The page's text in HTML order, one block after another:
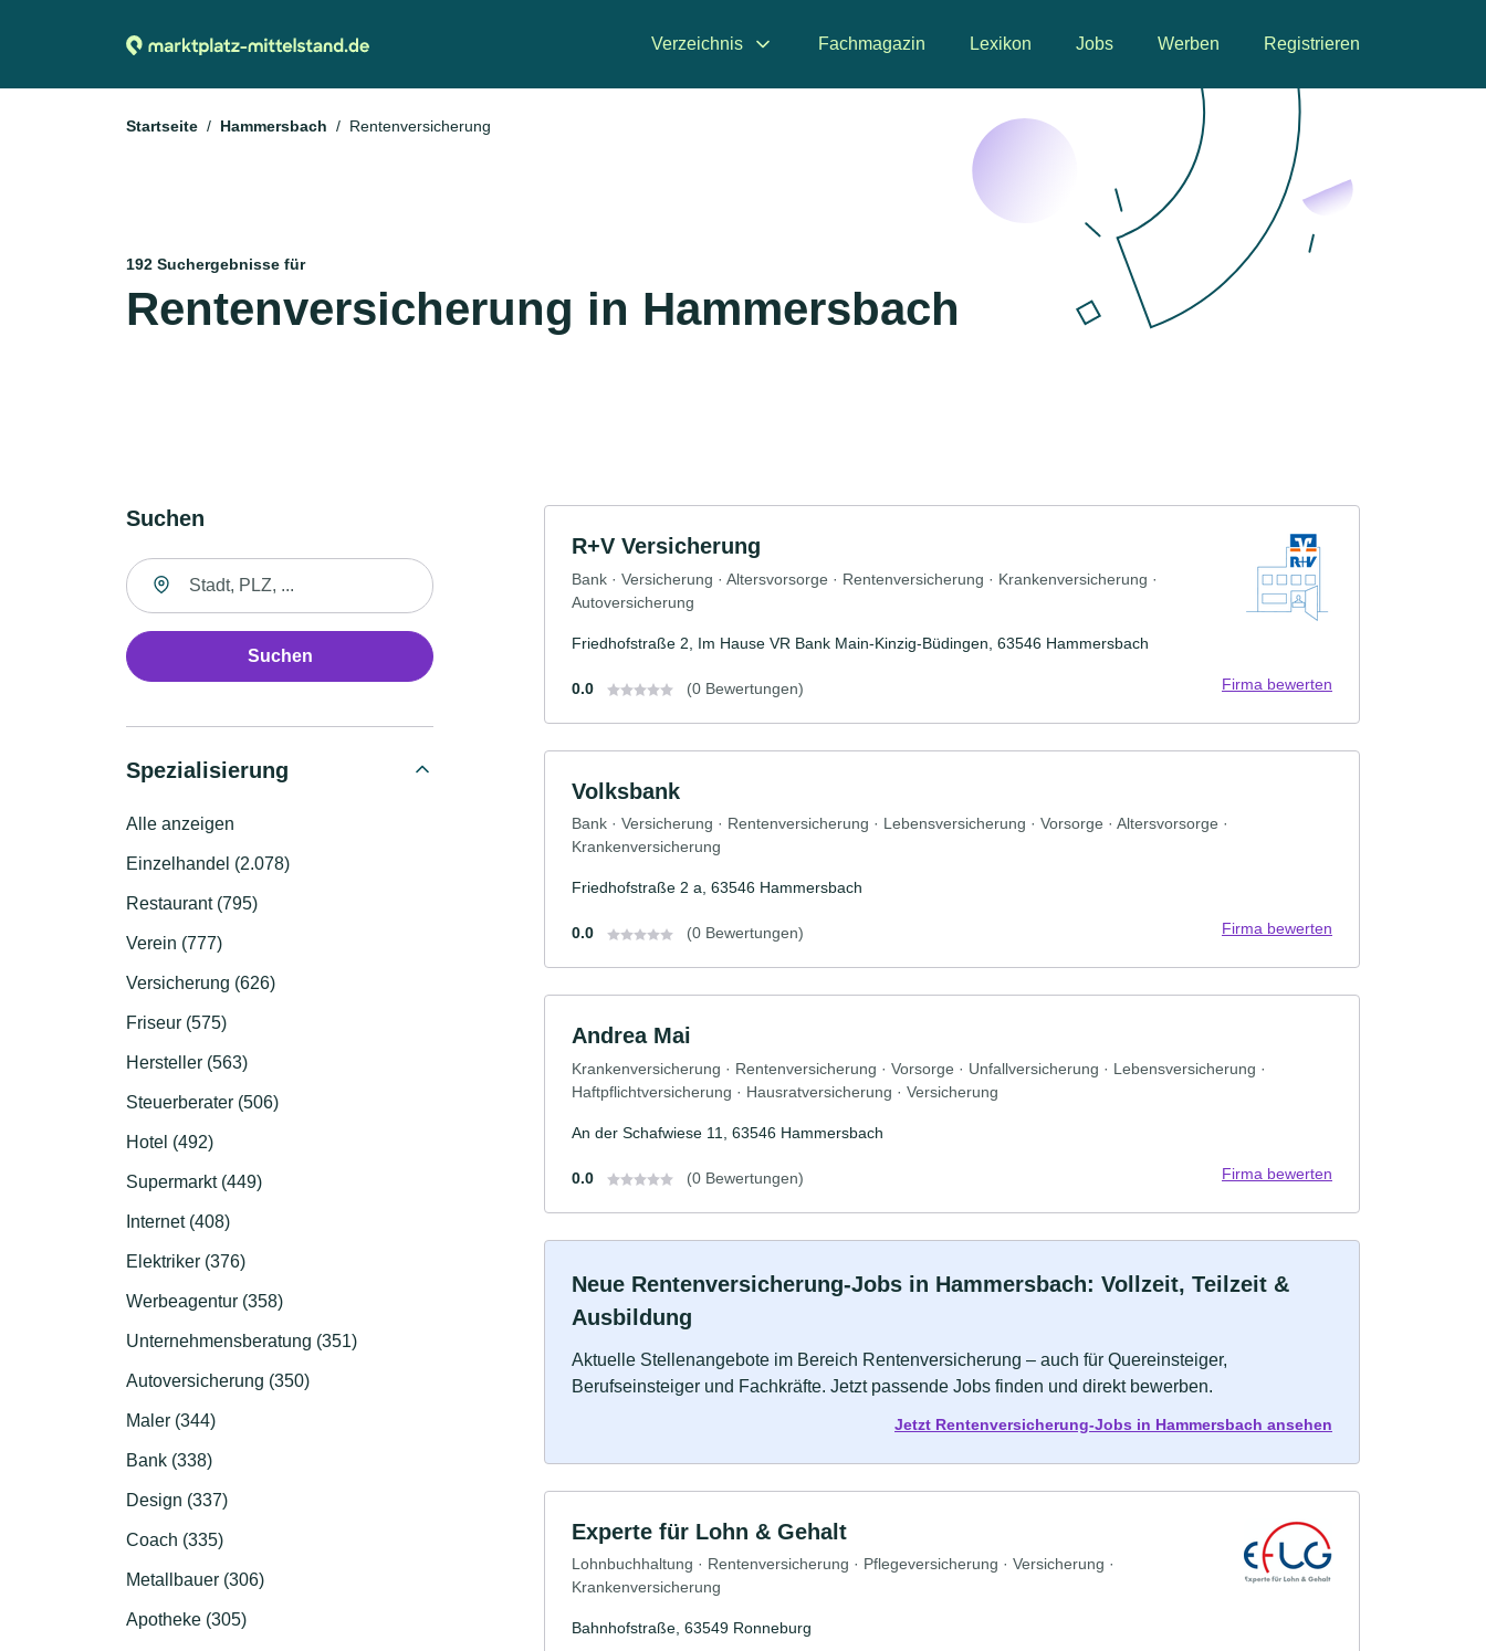
Verzeichnis Fachmagazin Lexikon Jobs Werben Registrieren
Startseite Hammersbach Rentenversicherung
192 Suchergebnisse für
Rentenversicherung in Hammersbach
Suchen
Suche nach Ort
Suchen
Spezialisierung
Alle anzeigen
Einzelhandel (2.078)
Restaurant (795)
Verein (777)
Versicherung (626)
Friseur (575)
Hersteller (563)
Steuerberater (506)
Hotel (492)
Supermarkt (449)
Internet (408)
Elektriker (376)
Werbeagentur (358)
Unternehmensberatung (351)
Autoversicherung (350)
Maler (344)
Bank (338)
Design (337)
Coach (335)
Metallbauer (306)
Apotheke (305)
R+V Versicherung
Bank · Versicherung · Altersvorsorge · Rentenversicherung · Krankenversicherung ·
Autoversicherung
Friedhofstraße 2, Im Hause VR Bank Main-Kinzig-Büdingen, 63546 Hammersbach
0.0 (0 Bewertungen) Firma bewerten
Volksbank
Bank · Versicherung · Rentenversicherung · Lebensversicherung · Vorsorge · Altersvorsorge ·
Krankenversicherung
Friedhofstraße 2 a, 63546 Hammersbach
0.0 (0 Bewertungen) Firma bewerten
Andrea Mai
Krankenversicherung · Rentenversicherung · Vorsorge · Unfallversicherung · Lebensversicherung ·
Haftpflichtversicherung · Hausratversicherung · Versicherung
An der Schafwiese 11, 63546 Hammersbach
0.0 (0 Bewertungen) Firma bewerten
Neue Rentenversicherung-Jobs in Hammersbach: Vollzeit, Teilzeit &
Ausbildung
Aktuelle Stellenangebote im Bereich Rentenversicherung – auch für Quereinsteiger,
Berufseinsteiger und Fachkräfte. Jetzt passende Jobs finden und direkt bewerben.
Jetzt Rentenversicherung-Jobs in Hammersbach ansehen
Experte für Lohn & Gehalt
Lohnbuchhaltung · Rentenversicherung · Pflegeversicherung · Versicherung ·
Krankenversicherung
Bahnhofstraße, 63549 Ronneburg